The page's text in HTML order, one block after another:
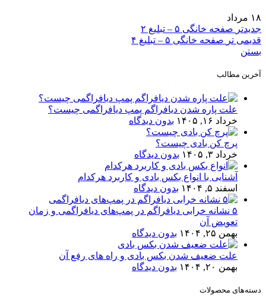
۱۸ مرداد
جدیدتر صفحه خانگی ۵ – تبلیغ ۲
قدیمی تر صفحه خانگی ۵ – تبلیغ ۴
بستن
آخرین مطالب
علت پاره شدن دیافراگم پمپ دیافراگمی چیست؟
خرداد ۱۶, ۱۴۰۵
بدون دیدگاه
پرچ کن بادی چیست؟
خرداد ۳, ۱۴۰۵
بدون دیدگاه
آشنایی با انواع بکس بادی و کاربرد هرکدام
اسفند ۵, ۱۴۰۴
بدون دیدگاه
۵ نشانه خرابی دیافراگم در پمپ‌های دیافراگمی و زمان
تعویض آن
بهمن ۲۵, ۱۴۰۴
بدون دیدگاه
علت ضعیف شدن بکس بادی و راه های رفع آن
بهمن ۲۰, ۱۴۰۴
بدون دیدگاه
دسته‌های محصولات